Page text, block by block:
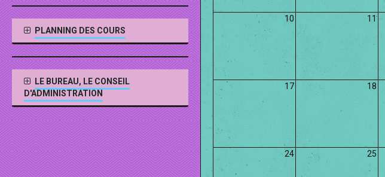
10 11
17 18
24 25
PLANNING DES COURS
LE BUREAU, LE CONSEIL
D'ADMINISTRATION